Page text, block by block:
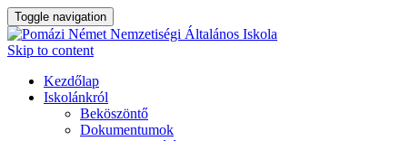
Toggle navigation
Skip to content
Kezdőlap
Iskolánkról
Beköszöntő
Dokumentumok